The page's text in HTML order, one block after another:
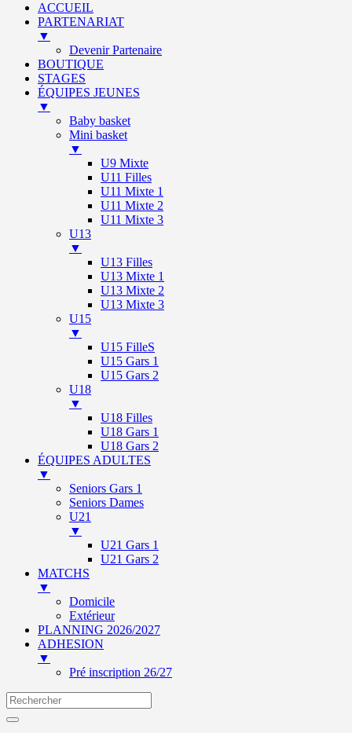
ACCUEIL
PARTENARIAT
▼
Devenir Partenaire
BOUTIQUE
STAGES
ÉQUIPES JEUNES
▼
Baby basket
Mini basket
▼
U9 Mixte
U11 Filles
U11 Mixte 1
U11 Mixte 2
U11 Mixte 3
U13
▼
U13 Filles
U13 Mixte 1
U13 Mixte 2
U13 Mixte 3
U15
▼
U15 FilleS
U15 Gars 1
U15 Gars 2
U18
▼
U18 Filles
U18 Gars 1
U18 Gars 2
ÉQUIPES ADULTES
▼
Seniors Gars 1
Seniors Dames
U21
▼
U21 Gars 1
U21 Gars 2
MATCHS
▼
Domicile
Extérieur
PLANNING 2026/2027
ADHESION
▼
Pré inscription 26/27